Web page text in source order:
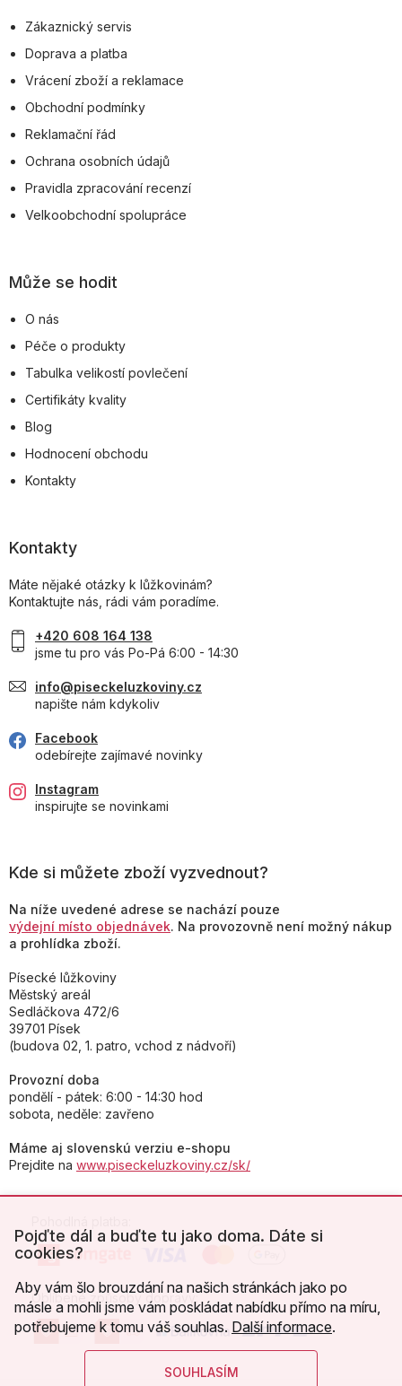
Pojďte dál a buďte tu jako doma. Dáte si
cookies?
Aby vám šlo brouzdání na našich stránkách jako po
másle a mohli jsme vám poskládat nabídku přímo na míru,
potřebujeme k tomu váš souhlas. Další informace.
SOUHLASÍM
Zákaznický servis
Doprava a platba
Vrácení zboží a reklamace
Obchodní podmínky
Reklamační řád
Ochrana osobních údajů
Pravidla zpracování recenzí
Velkoobchodní spolupráce
Může se hodit
O nás
Péče o produkty
Tabulka velikostí povlečení
Certifikáty kvality
Blog
Hodnocení obchodu
Kontakty
Kontakty
Máte nějaké otázky k lůžkovinám?
Kontaktujte nás, rádi vám poradíme.
+420 608 164 138
jsme tu pro vás Po-Pá 6:00 - 14:30
info@piseckeluzkoviny.cz
napište nám kdykoliv
Facebook
odebírejte zajímavé novinky
Instagram
inspirujte se novinkami
Kde si můžete zboží vyzvednout?
Na níže uvedené adrese se nachází pouze
výdejní místo objednávek. Na provozovně není možný nákup
a prohlídka zboží.
Písecké lůžkoviny
Městský areál
Sedláčkova 472/6
39701 Písek
(budova 02, 1. patro, vchod z nádvoří)
Provozní doba
pondělí - pátek: 6:00 - 14:30 hod
sobota, neděle: zavřeno
Máme aj slovenskú verziu e-shopu
Prejdite na www.piseckeluzkoviny.cz/sk/
Oblíbené způsoby dopravy: